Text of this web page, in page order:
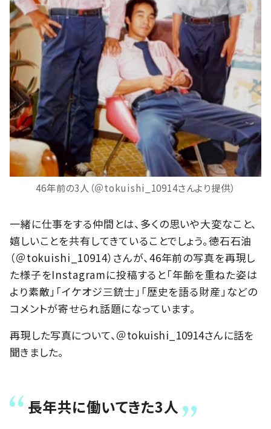
46年前の3人（＠tokuishi_10914さんより提供）
一緒に仕事をする仲間とは、多くの思いや大変なこと、
嬉しいことを共有してきていることでしょう。徳石石油
（＠tokuishi_10914）さんが、46年前の写真を再現し
た様子をInstagramに投稿すると「年齢を重ねた姿は
より素敵」「イケオジ三銃士」「歴史を語る財産」などの
コメントが寄せられ話題になっています。
再現した写真について、＠tokuishi_10914さんに話を
聞きました。
長年共に働いてきた3人